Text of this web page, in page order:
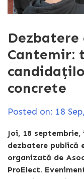
Cantemir:
concrete
Posted on: 18
Joi, 18
dezbatere publică
organizată de
ProElect.